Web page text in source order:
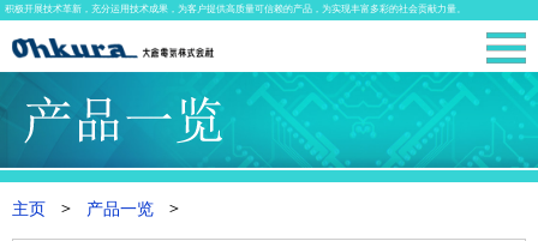
积极开展技术革新，充分运用技术成果，为客户提供高质量可信赖的产品，为实现丰富多彩的社会贡献力量。
主页 产品一览